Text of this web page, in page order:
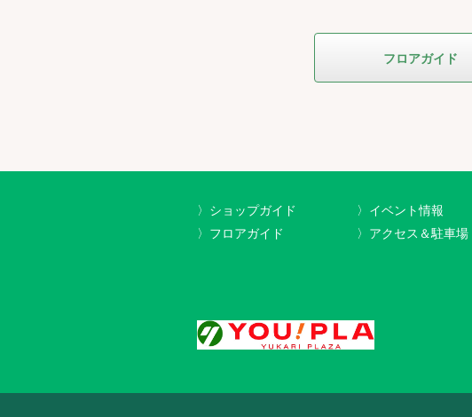
フロアガイド
〉ショップガイド
〉フロアガイド
〉イベント情報
〉アクセス＆駐車場